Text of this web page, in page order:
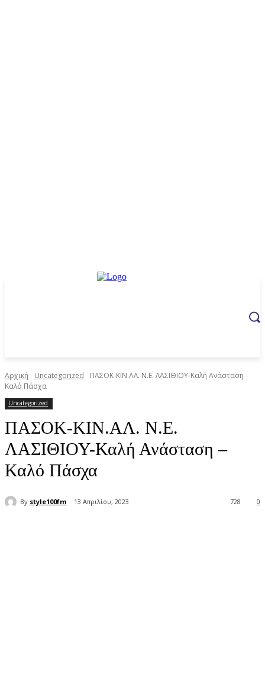
Αρχική Uncategorized
ΠΑΣΟΚ-ΚΙΝ.ΑΛ. Ν.Ε. ΛΑΣΙΘΙΟΥ-Καλή Ανάσταση -
Καλό Πάσχα
Uncategorized
ΠΑΣΟΚ-ΚΙΝ.ΑΛ. Ν.Ε.
ΛΑΣΙΘΙΟΥ-Καλή Ανάσταση –
Καλό Πάσχα
By style100fm 13 Απριλίου, 2023 0
728